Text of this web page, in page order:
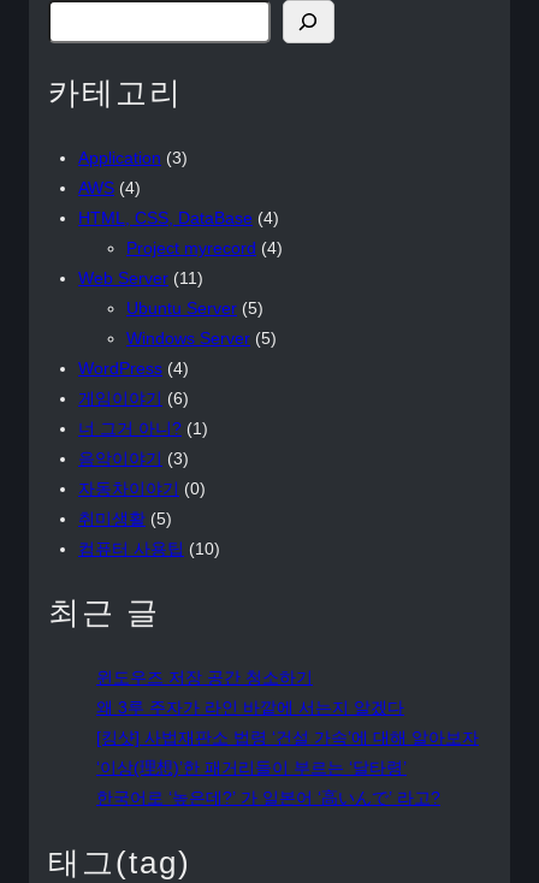
索
카테고리
Application (3)
AWS (4)
HTML, CSS, DataBase (4)
Project myrecord (4)
Web Server (11)
Ubuntu Server (5)
Windows Server (5)
WordPress (4)
게임이야기 (6)
너 그거 아니? (1)
음악이야기 (3)
자동차이야기 (0)
취미생활 (5)
컴퓨터 사용팁 (10)
최근 글
윈도우즈 저장 공간 청소하기
왜 3루 주자가 라인 바깥에 서는지 알겠다
[킹샷] 사법재판소 법령 ‘건설 가속’에 대해 알아보자
‘이상(理想)’한 패거리들이 부르는 ‘달타령’
한국어로 ‘높은데?’ 가 일본어 ‘高いんで’ 라고?
태그(tag)